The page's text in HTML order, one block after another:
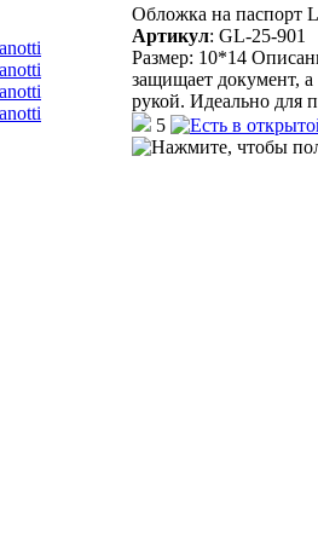
Обложка на паспорт
Артикул: GL-25-901
Размер: 10*14
защищает документ, а
рукой. Идеально для
5